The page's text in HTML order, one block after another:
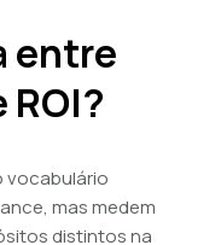
entre
ROI?
vocabulário
mas medem
distintos na